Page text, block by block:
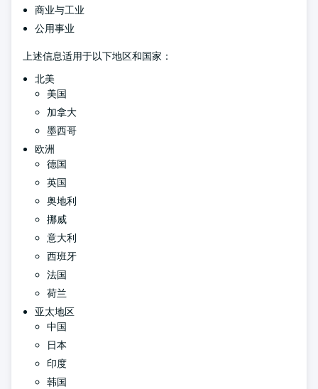
商业与工业
公用事业
上述信息适用于以下地区和国家：
北美
美国
加拿大
墨西哥
欧洲
德国
英国
奥地利
挪威
意大利
西班牙
法国
荷兰
亚太地区
中国
日本
印度
韩国